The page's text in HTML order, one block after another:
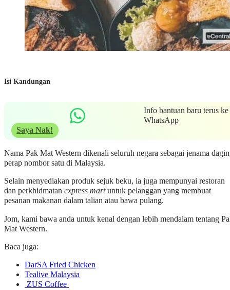
Isi Kandungan
Info bantuan baru terus ke
WhatsApp
Saya Nak!
Nama Pak Mat Western dikenali seluruh negara sebagai jenama
perap nombor satu di Malaysia.
Selain menyediakan produk sejuk beku, ia juga mempunyai restoran
dan perkhidmatan express martuntuk pelanggan yang membuat
pesanan makanan dalam talian atau bawa pulang.
Jom, kami bawa anda untuk kenal dengan lebih mendalam tentang
Mat Western.
Baca juga:
DarSA Fried Chicken
Tealive Malaysia
ZUS Coffee